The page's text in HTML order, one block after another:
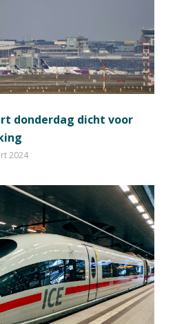
donderdag dicht voor
2024